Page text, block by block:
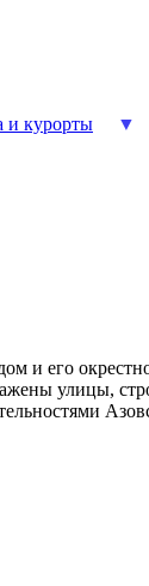
и курорты
и его
улицы,